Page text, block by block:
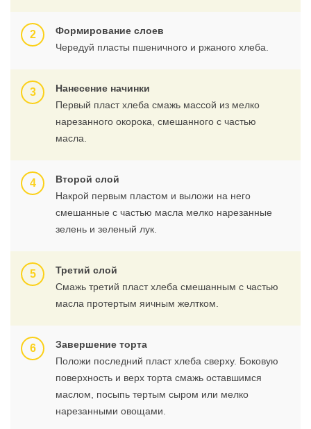
Формирование слоев
Чередуй пласты пшеничного и ржаного хлеба.
Нанесение начинки
Первый пласт хлеба смажь массой из мелко
нарезанного окорока, смешанного с частью
масла.
Второй слой
Накрой первым пластом и выложи на него
смешанные с частью масла мелко нарезанные
зелень и зеленый лук.
Третий слой
Смажь третий пласт хлеба смешанным с частью
масла протертым яичным желтком.
Завершение торта
Положи последний пласт хлеба сверху. Боковую
поверхность и верх торта смажь оставшимся
маслом, посыпь тертым сыром или мелко
нарезанными овощами.